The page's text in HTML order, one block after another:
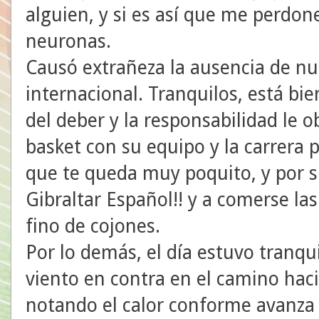
alguien, y si es así que me
neuronas.
Causó extrañeza la ausencia de
internacional. Tranquilos, está
del deber y la responsabilidad le
basket con su equipo y la carrera
que te queda muy poquito, y por
Gibraltar Español!! y a comerse
fino de cojones.
Por lo demás, el día estuvo
viento en contra en el camino
notando el calor conforme